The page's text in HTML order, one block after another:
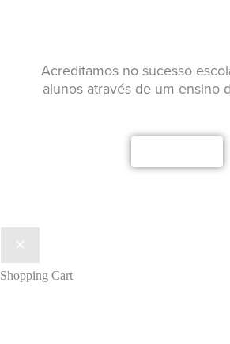
Acreditamos no sucesso
alunos através de um ensino
Shopping Cart